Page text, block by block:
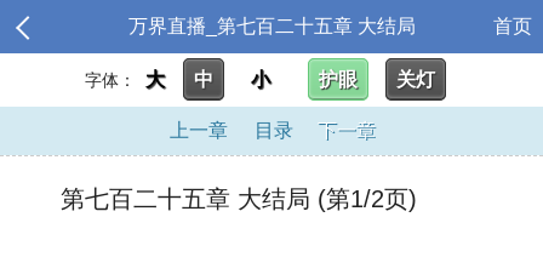
万界直播_第七百二十五章 大结局 首页
字体： 大 中 小 护眼 关灯
上一章 目录 下一章
第七百二十五章 大结局 (第1/2页)